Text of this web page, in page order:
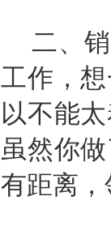
二、销
工作，
以不能
虽然你
有距离，